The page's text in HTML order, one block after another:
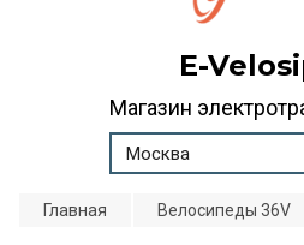
E-
Магазин
Москва
Главная Велосипеды 36V